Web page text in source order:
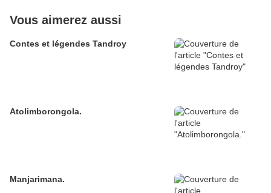
Vous aimerez aussi
Contes et légendes Tandroy
Atolimborongola.
Manjarimana.